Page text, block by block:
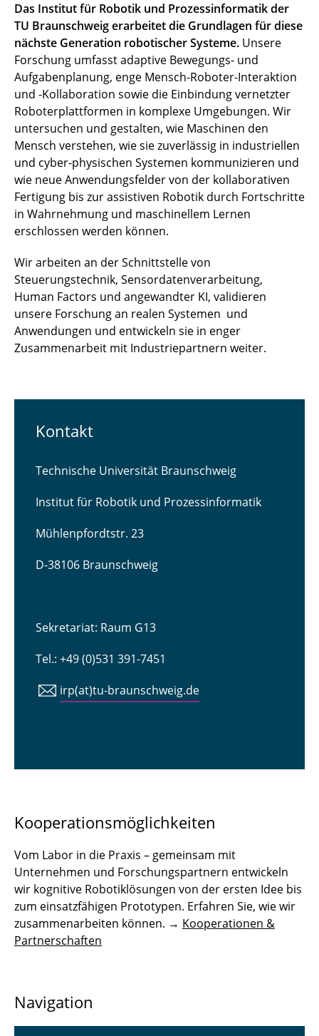
Das Institut für Robotik und Prozessinformatik der
TU Braunschweig erarbeitet die Grundlagen für diese
nächste Generation robotischer Systeme. Unsere
Forschung umfasst adaptive Bewegungs- und
Aufgabenplanung, enge Mensch-Roboter-Interaktion
und -Kollaboration sowie die Einbindung vernetzter
Roboterplattformen in komplexe Umgebungen. Wir
untersuchen und gestalten, wie Maschinen den
Mensch verstehen, wie sie zuverlässig in industriellen
und cyber-physischen Systemen kommunizieren und
wie neue Anwendungsfelder von der kollaborativen
Fertigung bis zur assistiven Robotik durch Fortschritte
in Wahrnehmung und maschinellem Lernen
erschlossen werden können.
Wir arbeiten an der Schnittstelle von
Steuerungstechnik, Sensordatenverarbeitung,
Human Factors und angewandter KI, validieren
unsere Forschung an realen Systemen und
Anwendungen und entwickeln sie in enger
Zusammenarbeit mit Industriepartnern weiter.
Kontakt
Technische Universität Braunschweig
Institut für Robotik und Prozessinformatik
Mühlenpfordtstr. 23
D-38106 Braunschweig
Sekretariat: Raum G13
Tel.: +49 (0)531 391-7451
irp(at)tu-braunschweig.de
Kooperationsmöglichkeiten
Vom Labor in die Praxis – gemeinsam mit
Unternehmen und Forschungspartnern entwickeln
wir kognitive Robotiklösungen von der ersten Idee bis
zum einsatzfähigen Prototypen. Erfahren Sie, wie wir
zusammenarbeiten können. → Kooperationen &
Partnerschaften
Navigation